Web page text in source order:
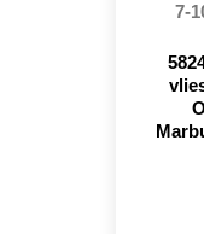
7-